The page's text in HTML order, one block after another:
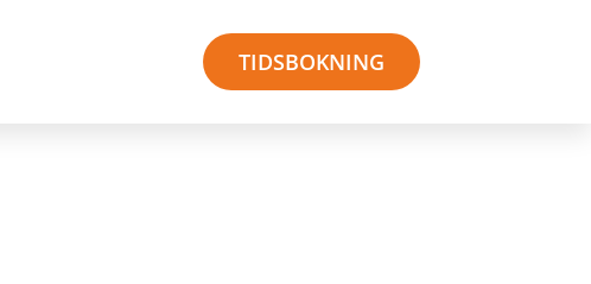
TIDSBOKNING